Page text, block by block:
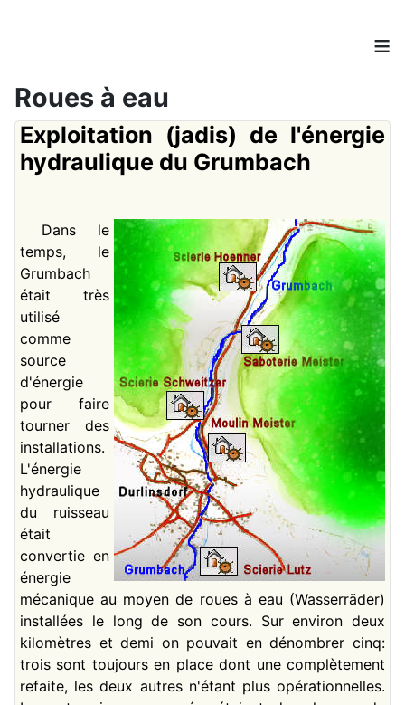
≡
Roues à eau
Exploitation (jadis) de l'énergie
hydraulique du Grumbach
Dans le
temps, le
Grumbach
était très
utilisé
comme
source
d'énergie
pour faire
tourner des
installations.
L'énergie
hydraulique
du ruisseau
était
convertie en
énergie
mécanique au moyen de roues à eau (Wasserräder)
installées le long de son cours. Sur environ deux
kilomètres et demi on pouvait en dénombrer cinq:
trois sont toujours en place dont une complètement
refaite, les deux autres n'étant plus opérationnelles.